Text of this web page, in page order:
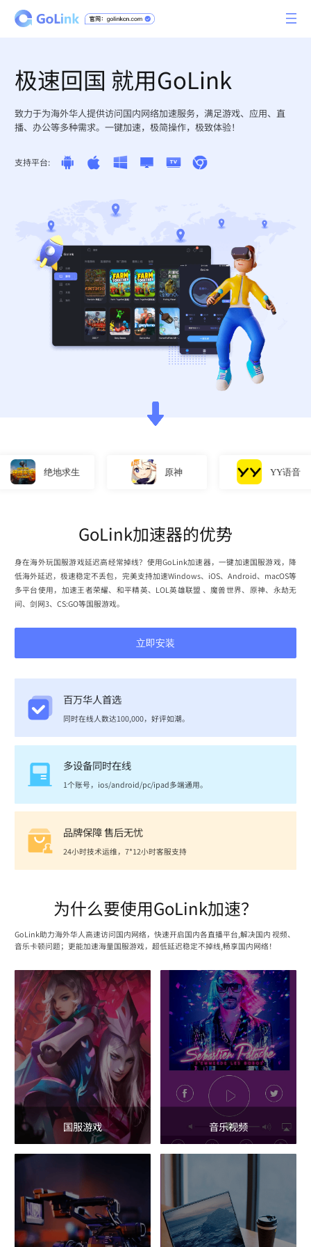
极速回国 就用GoLink
致力于为海外华人提供访问国内网络加速服务，满足游戏、应用、直
播、办公等多种需求。一键加速，极简操作，极致体验！
支持平台:
绝地求生 原神 YY语音
GoLink加速器的优势
身在海外玩国服游戏延迟高经常掉线？使用GoLink加速器，一键加速国服游戏，降
低海外延迟，极速稳定不丢包，完美支持加速Windows、iOS、Android、macOS等
多平台使用，加速王者荣耀、和平精英、LOL英雄联盟 、魔兽世界、原神、永劫无
间、剑网3、CS:GO等国服游戏。
立即安装
百万华人首选
同时在线人数达100,000，好评如潮。
多设备同时在线
1个账号，ios/android/pc/ipad多端通用。
品牌保障 售后无忧
24小时技术运维，7*12小时客服支持
为什么要使用GoLink加速？
GoLink助力海外华人高速访问国内网络，快速开启国内各直播平台,解决国内 视频、
音乐卡顿问题；更能加速海量国服游戏，超低延迟稳定不掉线,畅享国内网络！
国服游戏 音乐视频